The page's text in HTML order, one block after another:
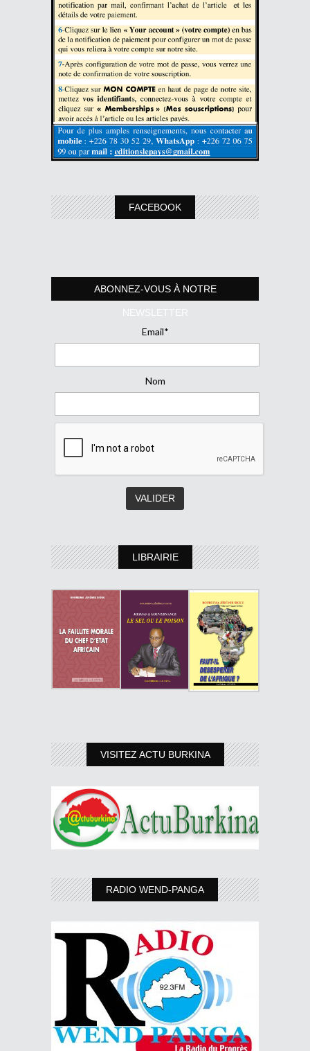
FACEBOOK
ABONNEZ-VOUS À NOTRE
NEWSLETTER
Email*
Nom
LIBRAIRIE
VISITEZ ACTU BURKINA
RADIO WEND-PANGA